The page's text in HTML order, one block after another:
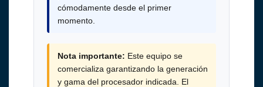
cómodamente desde el primer
momento.
Nota importante: Este equipo se
comercializa garantizando la generación
y gama del procesador indicada. El